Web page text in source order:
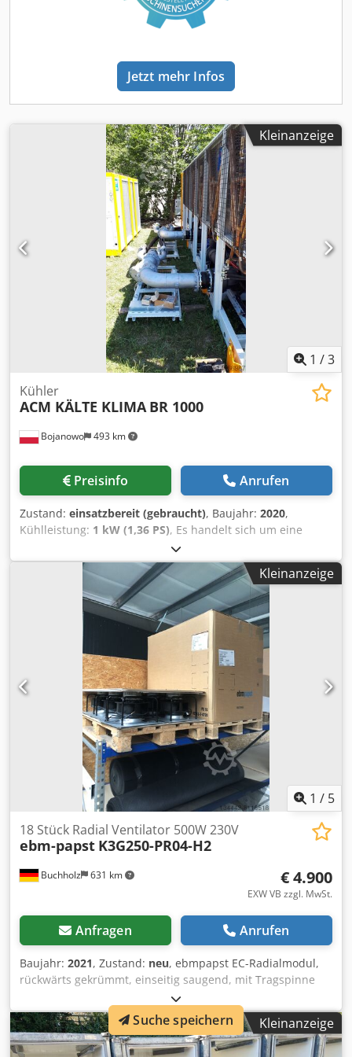
Jetzt mehr Infos
Kleinanzeige
1 /3
Bojanowo 493 km
Kühler
ACM KÄLTE KLIMA BR 1000
Preisinfo Anrufen
Zustand: einsatzbereit (gebraucht), Baujahr: 2020,
Kühlleistung: 1 kW (1,36 PS), Es handelt sich um eine
gebrauchte Kältemaschine mit einer Nennkühlleistung von
~1000kW für Wasserparameter von +12/7°C. Bitzer-
Schraubenverdichter. Kältemittel R513A. Die
Kältemaschine hat eine eingebaute Pumpe,
Werksausdehnungsgefäß. Kältemaschine in gutem
Zustand aus unserer Mietflotte. Der Transport ist nicht im
Preis des Geräts enthalten. Wir geben eine 3-monatige
Garantie (für das Gebiet von Polen). Cedpfx Adoq
Rvwnoterf
Kleinanzeige
1 / 5
Buchholz 631 km
18 Stück Radial Ventilator 500W 230V
ebm-papst K3G250-PR04-H2
€ 4.900
EXW VB zzgl. MwSt.
Anfragen Anrufen
Baujahr: 2021, Zustand: neu, ebmpapst EC-Radialmodul,
rückwärts gekrümmt, einseitig saugend, mit Tragspinne
Typ: K3G250-PR04-H2 Motor: M3G084-DFePhase: 1~
Nennspannung: 230 VAC Nennspannungsbereich: 200 -
277 VAC Frequenz: 50/60 Hz Art der Datenfestlegung ml
Drehzahl: 3080 min-1 Leistungsaufnahme: 500 W
Kleinanzeige
Suche speichern